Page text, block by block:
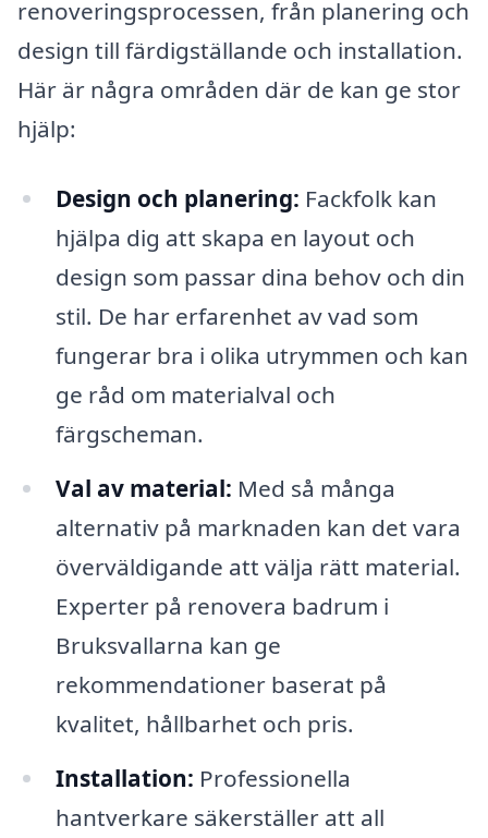
renoveringsprocessen, från planering och
design till färdigställande och installation.
Här är några områden där de kan ge stor
hjälp:
Design och planering: Fackfolk kan
hjälpa dig att skapa en layout och
design som passar dina behov och din
stil. De har erfarenhet av vad som
fungerar bra i olika utrymmen och kan
ge råd om materialval och
färgscheman.
Val av material: Med så många
alternativ på marknaden kan det vara
överväldigande att välja rätt material.
Experter på renovera badrum i
Bruksvallarna kan ge
rekommendationer baserat på
kvalitet, hållbarhet och pris.
Installation: Professionella
hantverkare säkerställer att all